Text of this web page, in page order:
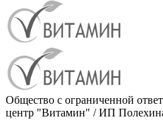
Общество с ограниченной
центр "Витамин" / ИП